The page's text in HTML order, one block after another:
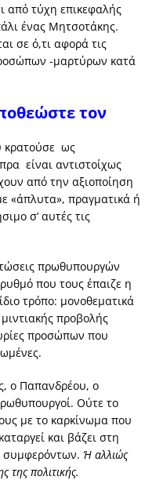
από τύχη επικεφαλής
ένας Μητσοτάκης.
σε ό,τι αφορά τις
-μαρτύρων κατά
τον
κρατούσε ως
είναι αντιστοίχως
από την αξιοποίηση
«άπλυτα», πραγματικά ή
σ’ αυτές τις
πρωθυπουργών
που τους έπαιζε η
τρόπο: μονοθεματικά
προβολής
προσώπων που
ο Παπανδρέου, ο
Ούτε το
με το καρκίνωμα που
και βάζει στη
συμφερόντων. Ή αλλιώς
της πολιτικής.